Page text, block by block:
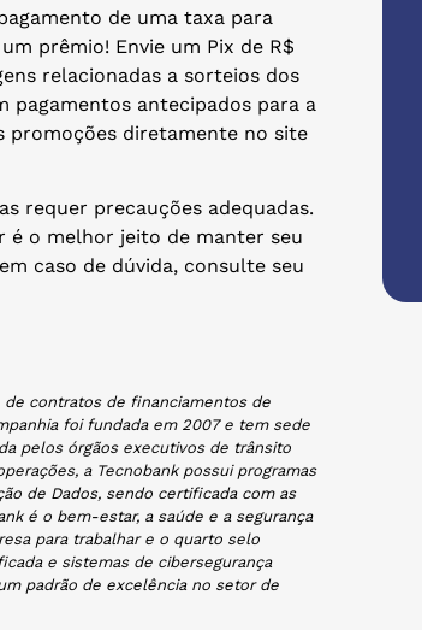
de uma taxa para
prêmio! Envie um Pix de R$
relacionadas a sorteios dos
pagamentos antecipados para a
promoções diretamente no site
requer precauções adequadas.
é o melhor jeito de manter seu
caso de dúvida, consulte seu
de contratos de financiamentos de
foi fundada em 2007 e tem sede
pelos órgãos executivos de trânsito
a Tecnobank possui programas
de Dados, sendo certificada com as
é o bem-estar, a saúde e a segurança
para trabalhar e o quarto selo
e sistemas de cibersegurança
padrão de excelência no setor de